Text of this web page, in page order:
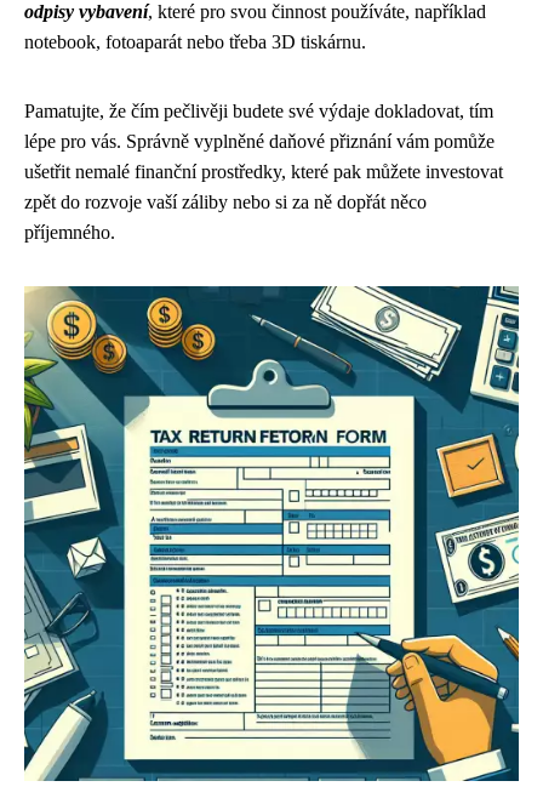
odpisy vybavení, které pro svou činnost používáte, například
notebook, fotoaparát nebo třeba 3D tiskárnu.
Pamatujte, že čím pečlivěji budete své výdaje dokladovat, tím
lépe pro vás. Správně vyplněné daňové přiznání vám pomůže
ušetřit nemalé finanční prostředky, které pak můžete investovat
zpět do rozvoje vaší záliby nebo si za ně dopřát něco
příjemného.